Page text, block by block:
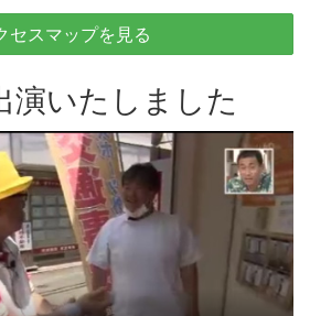
セスマップを見る
演いたしました